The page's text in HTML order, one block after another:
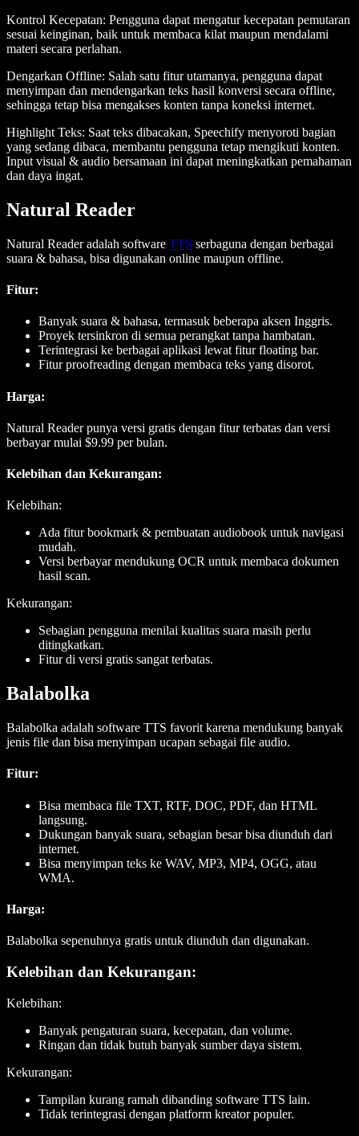
Kontrol Kecepatan: Pengguna dapat mengatur kecepatan pemutaran
sesuai keinginan, baik untuk membaca kilat maupun mendalami
materi secara perlahan.
Dengarkan Offline: Salah satu fitur utamanya, pengguna dapat
menyimpan dan mendengarkan teks hasil konversi secara offline,
sehingga tetap bisa mengakses konten tanpa koneksi internet.
Highlight Teks: Saat teks dibacakan, Speechify menyoroti bagian
yang sedang dibaca, membantu pengguna tetap mengikuti konten.
Input visual & audio bersamaan ini dapat meningkatkan pemahaman
dan daya ingat.
Natural Reader
Natural Reader adalah software TTS serbaguna dengan berbagai
suara & bahasa, bisa digunakan online maupun offline.
Fitur:
Banyak suara & bahasa, termasuk beberapa aksen Inggris.
Proyek tersinkron di semua perangkat tanpa hambatan.
Terintegrasi ke berbagai aplikasi lewat fitur floating bar.
Fitur proofreading dengan membaca teks yang disorot.
Harga:
Natural Reader punya versi gratis dengan fitur terbatas dan versi
berbayar mulai $9.99 per bulan.
Kelebihan dan Kekurangan:
Kelebihan:
Ada fitur bookmark & pembuatan audiobook untuk navigasi
mudah.
Versi berbayar mendukung OCR untuk membaca dokumen
hasil scan.
Kekurangan:
Sebagian pengguna menilai kualitas suara masih perlu
ditingkatkan.
Fitur di versi gratis sangat terbatas.
Balabolka
Balabolka adalah software TTS favorit karena mendukung banyak
jenis file dan bisa menyimpan ucapan sebagai file audio.
Fitur:
Bisa membaca file TXT, RTF, DOC, PDF, dan HTML
langsung.
Dukungan banyak suara, sebagian besar bisa diunduh dari
internet.
Bisa menyimpan teks ke WAV, MP3, MP4, OGG, atau
WMA.
Harga:
Balabolka sepenuhnya gratis untuk diunduh dan digunakan.
Kelebihan dan Kekurangan:
Kelebihan:
Banyak pengaturan suara, kecepatan, dan volume.
Ringan dan tidak butuh banyak sumber daya sistem.
Kekurangan:
Tampilan kurang ramah dibanding software TTS lain.
Tidak terintegrasi dengan platform kreator populer.